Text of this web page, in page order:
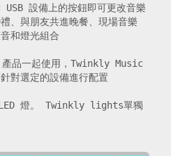
設備上的按鈕即可更改音樂
、與朋友共進晚餐、現場音樂
和燈光組合
品一起使用，Twinkly Music
對選定的設備進行配置
燈。 Twinkly lights單獨